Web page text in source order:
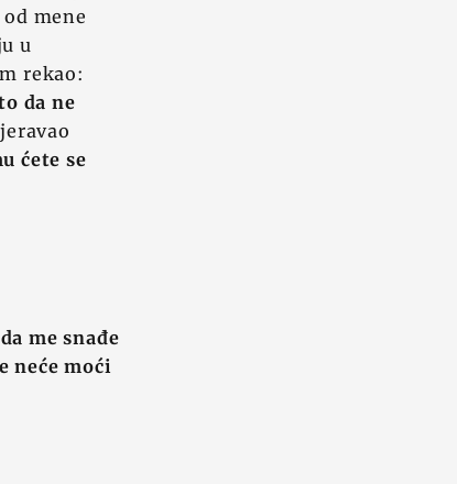
mene
u
rekao:
da ne
ćete se
me snađe
neće moći